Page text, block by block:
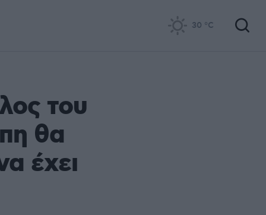
30 °C
του
θα
έχει